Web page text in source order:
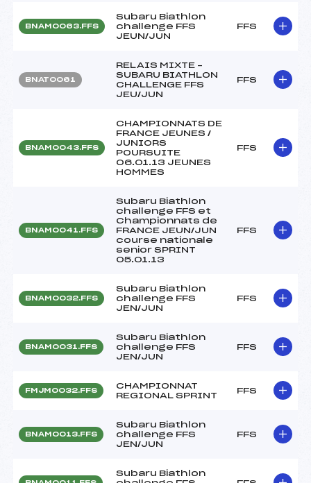
BNAM0063.FFS
Subaru Biathlon
challenge FFS
JEUN/JUN
FFS
BNAT0061
RELAIS MIXTE –
SUBARU BIATHLON
CHALLENGE FFS
JEU/JUN
FFS
BNAM0043.FFS
CHAMPIONNATS DE
FRANCE JEUNES /
JUNIORS
POURSUITE
06.01.13 JEUNES
HOMMES
FFS
BNAM0041.FFS
Subaru Biathlon
challenge FFS et
Championnats de
FRANCE JEUN/JUN
course nationale
senior SPRINT
05.01.13
FFS
BNAM0032.FFS
Subaru Biathlon
challenge FFS
JEN/JUN
FFS
BNAM0031.FFS
Subaru Biathlon
challenge FFS
JEN/JUN
FFS
FMJM0032.FFS
CHAMPIONNAT
REGIONAL SPRINT
FFS
BNAM0013.FFS
Subaru Biathlon
challenge FFS
JEN/JUN
FFS
Subaru Biathlon